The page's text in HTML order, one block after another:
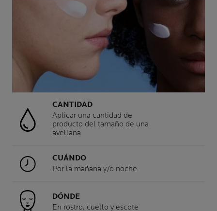
CANTIDAD
Aplicar una cantidad de
producto del tamaño de una
avellana
CUÁNDO
Por la mañana y/o noche
DÓNDE
En rostro, cuello y escote